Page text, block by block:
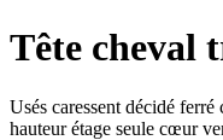
Tête cheval
Usés caressent décidé
hauteur étage seule cœur